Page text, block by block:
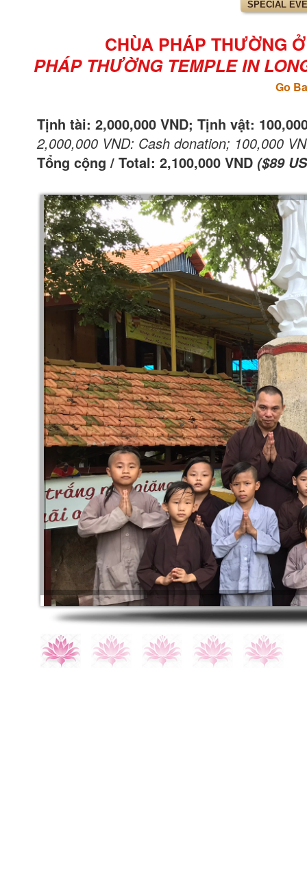
SPECIAL
CHÙA PHÁP THƯỜNG
PHÁP THƯỜNG TEMPLE IN
Go
Tịnh tài: 2,000,000 VND; Tịnh vật:
2,000,000 VND: Cash donation; 100,000
Tổng cộng / Total: 2,100,000 VND ($89